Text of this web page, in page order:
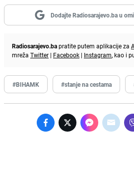
Dodajte Radiosarajevo.ba u
Radiosarajevo.bapratite putem aplikacije za
mreža Twitter | Facebook | Instagram, kao i
#BIHAMK #stanje na cestama